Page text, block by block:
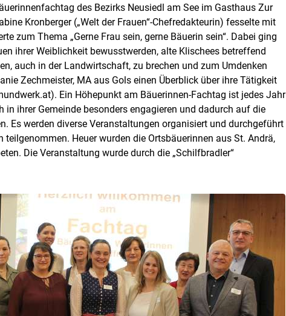
des Bezirks Neusiedl am See im Gasthaus Zur
Kronberger („Welt der Frauen“-Chefredakteurin) fesselte mit
zum Thema „Gerne Frau sein, gerne Bäuerin sein“. Dabei ging
ihrer Weiblichkeit bewusstwerden, alte Klischees betreffend
auch in der Landwirtschaft, zu brechen und zum Umdenken
Zechmeister, MA aus Gols einen Überblick über ihre Tätigkeit
Ein Höhepunkt am Bäuerinnen-Fachtag ist jedes Jahr
in ihrer Gemeinde besonders engagieren und dadurch auf die
Es werden diverse Veranstaltungen organisiert und durchgeführt
Heuer wurden die Ortsbäuerinnen aus St. Andrä,
Die Veranstaltung wurde durch die „Schilfbradler“